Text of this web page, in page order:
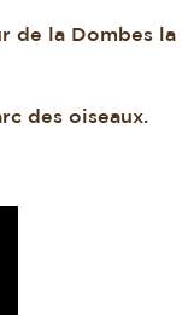
de la Dombes la
des oiseaux.